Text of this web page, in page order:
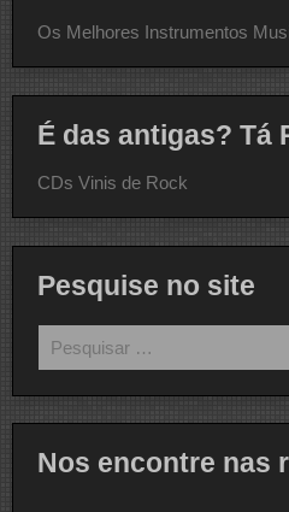
Os Melhores Instrumentos
É das antigas? Tá
CDs Vinis de Rock
Pesquise no site
por:
Nos encontre nas